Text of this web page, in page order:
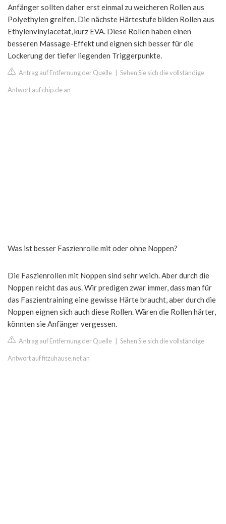
Anfänger sollten daher erst einmal zu weicheren Rollen aus
Polyethylen greifen. Die nächste Härtestufe bilden Rollen aus
Ethylenvinylacetat, kurz EVA. Diese Rollen haben einen
besseren Massage-Effekt und eignen sich besser für die
Lockerung der tiefer liegenden Triggerpunkte.
Antrag auf Entfernung der Quelle Sehen Sie sich die vollständige
Antwort auf chip.de an
Was ist besser Faszienrolle mit oder ohne Noppen?
Die Faszienrollen mit Noppen sind sehr weich. Aber durch die
Noppen reicht das aus. Wir predigen zwar immer, dass man für
das Faszientraining eine gewisse Härte braucht, aber durch die
Noppen eignen sich auch diese Rollen. Wären die Rollen härter,
könnten sie Anfänger vergessen.
Antrag auf Entfernung der Quelle Sehen Sie sich die vollständige
Antwort auf fitzuhause.net an